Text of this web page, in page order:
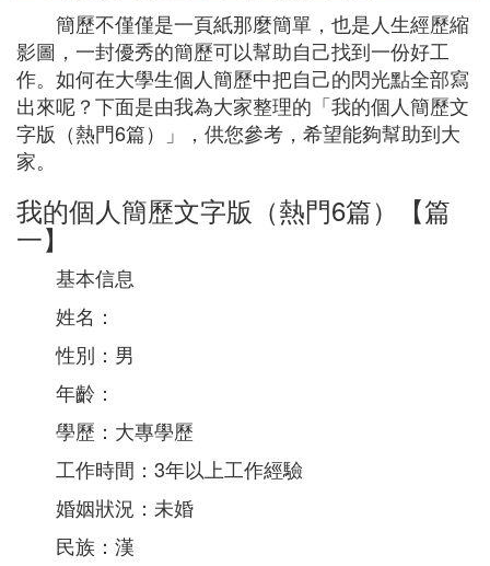
簡歷不僅僅是一頁紙那麼簡單，也是人生經歷縮
影圖，一封優秀的簡歷可以幫助自己找到一份好工
作。如何在大學生個人簡歷中把自己的閃光點全部寫
出來呢？下面是由我為大家整理的「我的個人簡歷文
字版（熱門6篇）」，供您參考，希望能夠幫助到大
家。
我的個人簡歷文字版（熱門6篇）【篇
一】
基本信息
姓名：
性別：男
年齡：
學歷：大專學歷
工作時間：3年以上工作經驗
婚姻狀況：未婚
民族：漢